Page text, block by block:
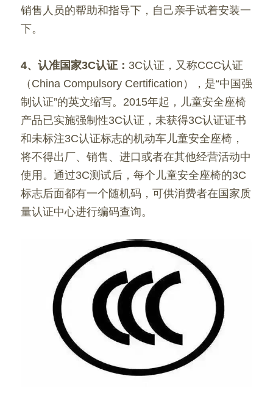
销售人员的帮助和指导下，自己亲手试着安装一
下。
4、认准国家3C认证： 3C认证，又称CCC认证
（China Compulsory Certification），是“中国强
制认证”的英文缩写。2015年起，儿童安全座椅
产品已实施强制性3C认证，未获得3C认证证书
和未标注3C认证标志的机动车儿童安全座椅，
将不得出厂、销售、进口或者在其他经营活动中
使用。通过3C测试后，每个儿童安全座椅的3C
标志后面都有一个随机码，可供消费者在国家质
量认证中心进行编码查询。